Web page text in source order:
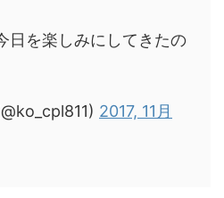
日を楽しみにしてきたの
2017, 11月